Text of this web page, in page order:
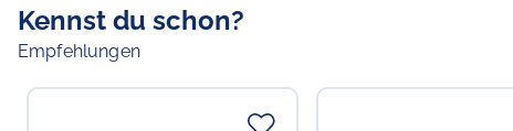
Kennst du schon?
Empfehlungen